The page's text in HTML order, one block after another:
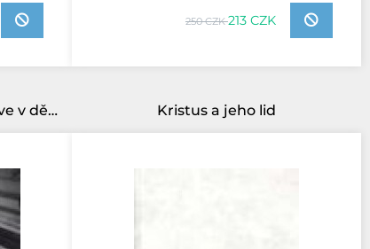
250 CZK213 CZK
Kristus, Duch a jednota církve v dějinách - Ekleziologie J. A. Möhlera Kristus a jeho lid